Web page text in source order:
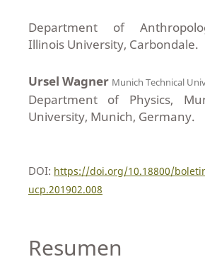
Department of
Illinois University, Carbondale.
Ursel Wagner Munich Technical
Department of Physics,
University, Munich, Germany.
DOI: https://doi.org/10.18800/
ucp.201902.008
Resumen